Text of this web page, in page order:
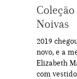
Noivas
2019
novo, e a
Elizabeth
com